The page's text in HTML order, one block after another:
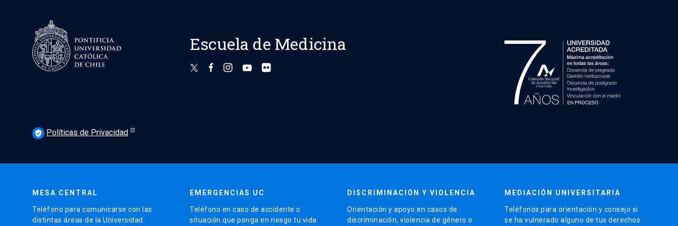
Escuela de Medicina
verified_user Políticas de Privacidad
MESA CENTRAL
Teléfono para comunicarse con las
distintas áreas de la Universidad.
EMERGENCIAS UC
Teléfono en caso de accidente o
situación que ponga en riesgo tu vida
DISCRIMINACIÓN Y VIOLENCIA
Orientación y apoyo en casos de
discriminación, violencia de género o
MEDIACIÓN UNIVERSITARIA
Teléfonos para orientación y consejo si
se ha vulnerado alguno de tus derechos